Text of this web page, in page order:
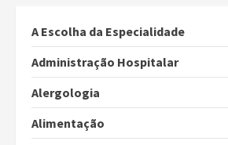
A Escolha da Especialidade
Administração Hospitalar
Alergologia
Alimentação